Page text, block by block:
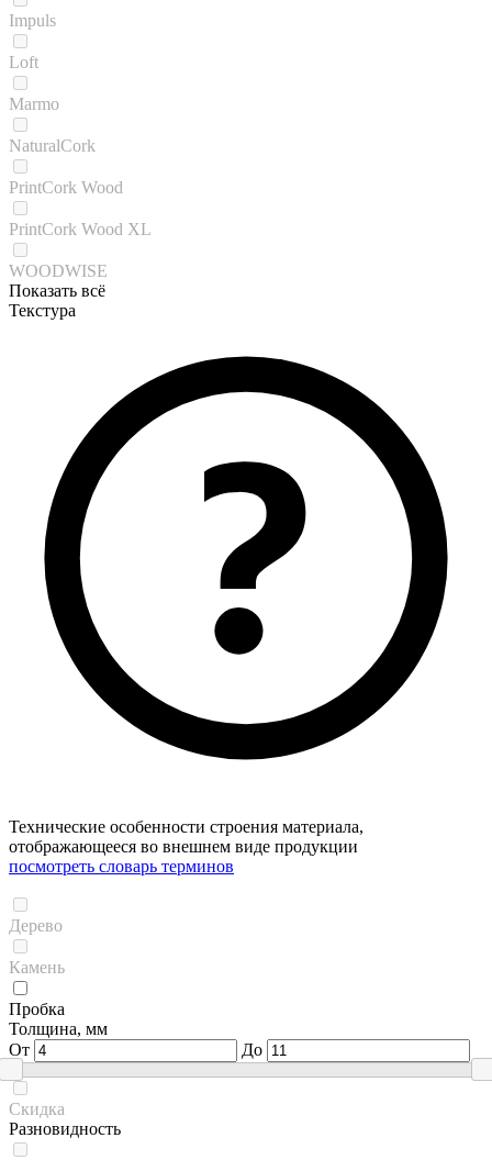
Impuls
Loft
Marmo
NaturalCork
PrintCork Wood
PrintCork Wood XL
WOODWISE
Показать всё
Текстура
Технические особенности строения материала,
отображающееся во внешнем виде продукции
посмотреть словарь терминов
Дерево
Камень
Пробка
Толщина, мм
От
До
Скидка
Разновидность